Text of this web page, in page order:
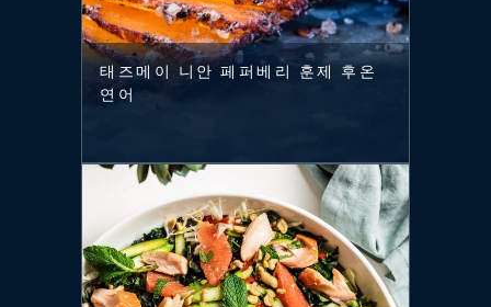
태즈메이 니안 페퍼베리 훈제 후온
연어